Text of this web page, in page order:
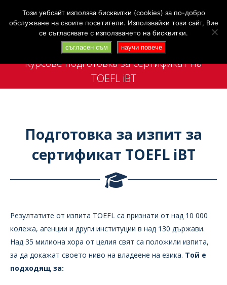
Курсове подготовка за сертификат на
TOEFL iBT
Подготовка за изпит за
сертификат TOEFL iBT
Резултатите от изпита TOEFL са признати от над 10 000
колежа, агенции и други институции в над 130 държави.
Над 35 милиона хора от целия свят са положили изпита,
за да докажат своето ниво на владеене на езика. Той е
подходящ за:
Този уебсайт използва бисквитки (cookies) за по-добро
обслужване на своите посетители. Използвайки този сайт, Вие
се съгласявате с използването на бисквитки.
съгласен съм научи повече